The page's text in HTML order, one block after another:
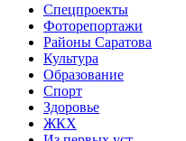
Спецпроекты
Фоторепортажи
Районы Саратова
Культура
Образование
Спорт
Здоровье
ЖКХ